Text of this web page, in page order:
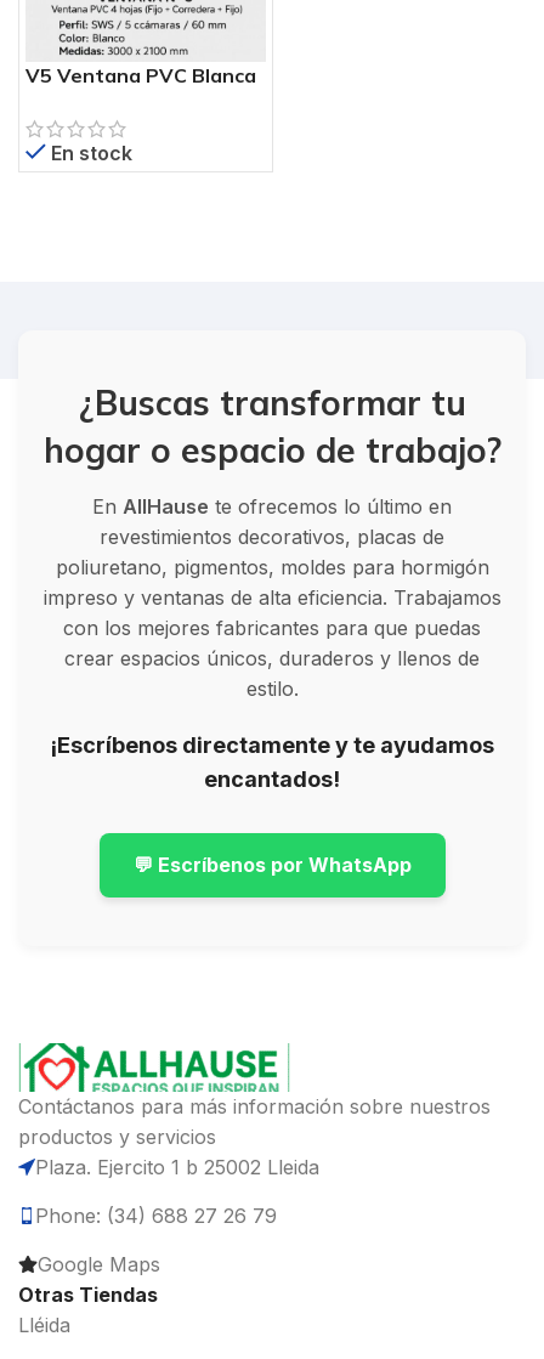
V5 Ventana PVC Blanca
Correderas + 2 Fijos) –
Perfil SWS
En stock
¿Buscas transformar tu
hogar o espacio de trabajo?
En AllHause te ofrecemos lo último en
revestimientos decorativos, placas de
poliuretano, pigmentos, moldes para hormigón
impreso y ventanas de alta eficiencia. Trabajamos
con los mejores fabricantes para que puedas
crear espacios únicos, duraderos y llenos de
estilo.
¡Escríbenos directamente y te ayudamos
encantados!
💬 Escríbenos por WhatsApp
Contáctanos para más información sobre nuestros
productos y servicios
Plaza. Ejercito 1 b 25002 Lleida
Phone: (34) 688 27 26 79
Google Maps
Otras Tiendas
Lléida